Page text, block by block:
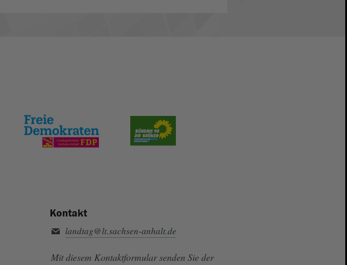
Kontakt
landtag@lt.sachsen-anhalt.de
Mit diesem Kontaktformular senden Sie der